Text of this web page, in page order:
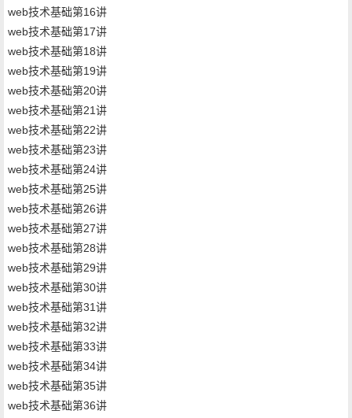
web技术基础第16讲
web技术基础第17讲
web技术基础第18讲
web技术基础第19讲
web技术基础第20讲
web技术基础第21讲
web技术基础第22讲
web技术基础第23讲
web技术基础第24讲
web技术基础第25讲
web技术基础第26讲
web技术基础第27讲
web技术基础第28讲
web技术基础第29讲
web技术基础第30讲
web技术基础第31讲
web技术基础第32讲
web技术基础第33讲
web技术基础第34讲
web技术基础第35讲
web技术基础第36讲